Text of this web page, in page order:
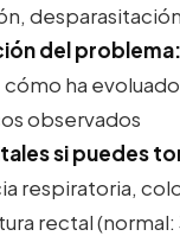
desparasitación
del problema:
ha
observados
si puedes
respiratoria,
rectal (normal: